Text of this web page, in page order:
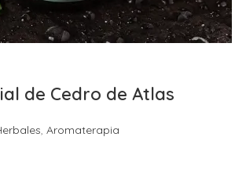
de Cedro de Atlas
, Aromaterapia